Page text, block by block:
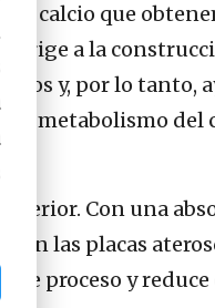
el calcio que
a la
y, por lo tanto,
metabolismo del
Con una
en las placas
proceso y reduce